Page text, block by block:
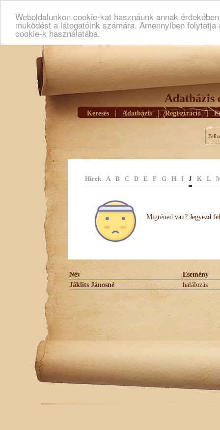
Weboldalunkon cookie-kat hasznáunk annak
muködést a látogatóink számára. Amennyiben
cookie-k használatába.
Adatbázis
Keresés Adatbázis | Regisztráció |
Hírek A B C D E F G H I J K L
Migréned van? Jegyezd
Név
Esemény
Jáklits Jánosné
halálozás